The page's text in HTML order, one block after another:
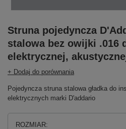
Struna pojedyncza
stalowa bez owijki .016
elektrycznej,
+ Dodaj do porównania
Pojedyncza struna stalowa gładka do
elektrycznych marki D'addario
ROZMIAR